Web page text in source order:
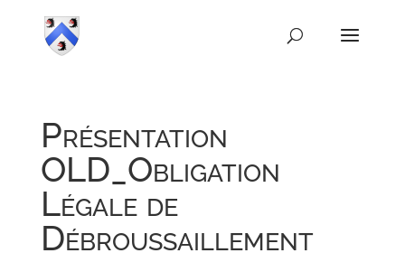
Présentation
OLD_Obligation
Légale de
Débroussaillement